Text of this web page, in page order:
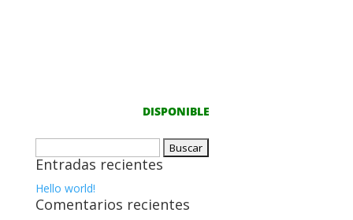
DISPONIBLE
Entradas recientes
Hello world!
Comentarios recientes